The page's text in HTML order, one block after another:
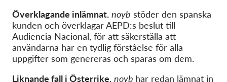
Överklagande inlämnat. noyb stöder den spanska
kunden och överklagar AEPD:s beslut till
Audiencia Nacional, för att säkerställa att
användarna har en tydlig förståelse för alla
uppgifter som genereras och sparas om dem.
Liknande fall i Österrike. noyb har redan lämnat in